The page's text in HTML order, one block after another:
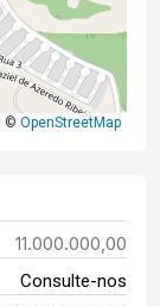
© OpenStreetMap
11.000.000,00
Consulte-nos